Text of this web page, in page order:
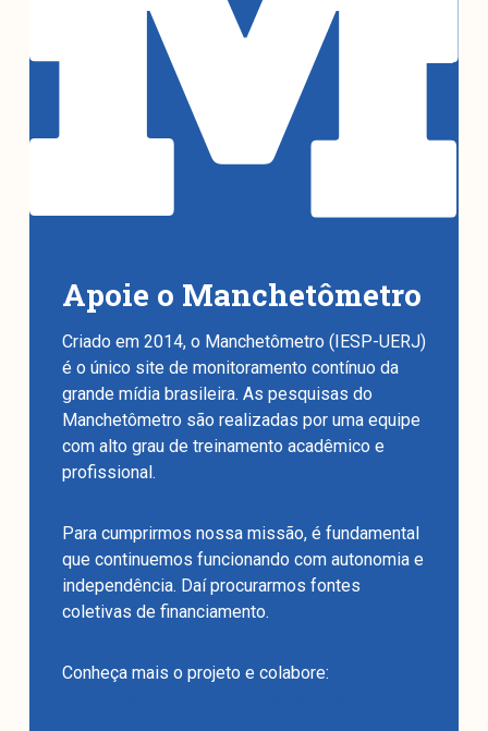
Apoie o Manchetômetro
Criado em 2014, o Manchetômetro (IESP-UERJ)
é o único site de monitoramento contínuo da
grande mídia brasileira. As pesquisas do
Manchetômetro são realizadas por uma equipe
com alto grau de treinamento acadêmico e
profissional.
Para cumprirmos nossa missão, é fundamental
que continuemos funcionando com autonomia e
independência. Daí procurarmos fontes
coletivas de financiamento.
Conheça mais o projeto e colabore: